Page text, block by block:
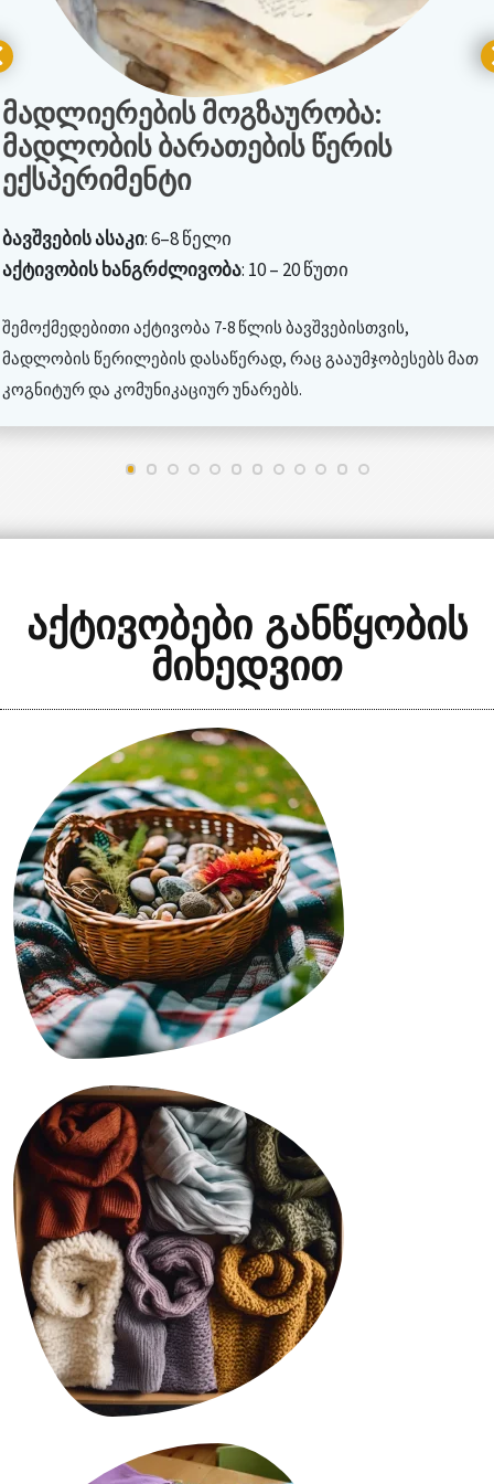
მადლიერების მოგზაურობა:
მადლობის ბარათების წერის
ექსპერიმენტი
ბავშვების ასაკი: 6–8 წელი
აქტივობის ხანგრძლივობა: 10 – 20 წუთი
შემოქმედებითი აქტივობა 7-8 წლის ბავშვებისთვის,
მადლობის წერილების დასაწერად, რაც გააუმჯობესებს მათ
კოგნიტურ და კომუნიკაციურ უნარებს.
აქტივობები განწყობის
მიხედვით